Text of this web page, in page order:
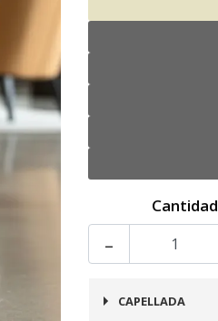
Cantidad
-
CAPELLADA